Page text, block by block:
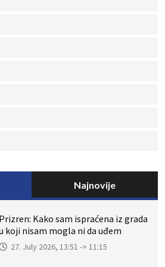
Najnovije
Prizren: Kako sam ispraćena iz grada
koji nisam mogla ni da uđem
27. July 2026, 13:51 -> 11:15